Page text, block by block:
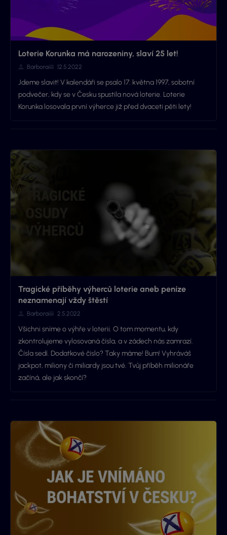
Loterie Korunka má narozeniny, slaví 25 let!
Barbora 12.5.2022
Jdeme slavit! V kalendáři se psalo 17. května 1997, sobotní
podvečer, kdy se v Česku spustila nová loterie. Loterie
Korunka losovala první výherce již před dvaceti pěti lety!
Tragické příběhy výherců loterie aneb peníze
neznamenají vždy štěstí
Barbora 2.5.2022
Všichni sníme o výhře v loterii. O tom momentu, kdy
zkontrolujeme vylosovaná čísla, a v zádech nás zamrazí.
Čísla sedí. Dodatkové číslo? Taky máme! Bum! Vyhráváš
jackpot, miliony či miliardy jsou tvé. Tvůj příběh milionáře
začíná, ale jak skončí?